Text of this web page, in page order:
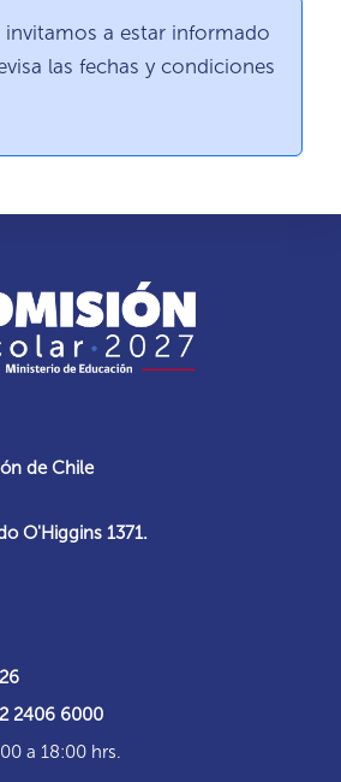
invitamos a estar informado
las fechas y condiciones
de Chile
O'Higgins 1371.
2406 6000
a 18:00 hrs.